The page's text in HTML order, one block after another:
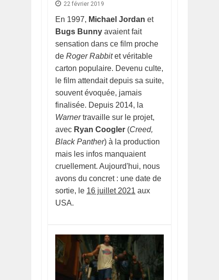
22 février 2019
En 1997, Michael Jordan et
Bugs Bunny avaient fait
sensation dans ce film proche
de Roger Rabbitet véritable
carton populaire. Devenu culte,
le film attendait depuis sa suite,
souvent évoquée, jamais
finalisée. Depuis 2014, la
Warnertravaille sur le projet,
avec Ryan Coogler (Creed,
Black Panther) à la production
mais les infos manquaient
cruellement. Aujourd'hui, nous
avons du concret : une date de
sortie, le 16 juillet 2021 aux
USA.